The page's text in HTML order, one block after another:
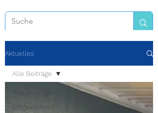
Aktuelles
Alle Beiträge
Europaschule
Alle Beiträge